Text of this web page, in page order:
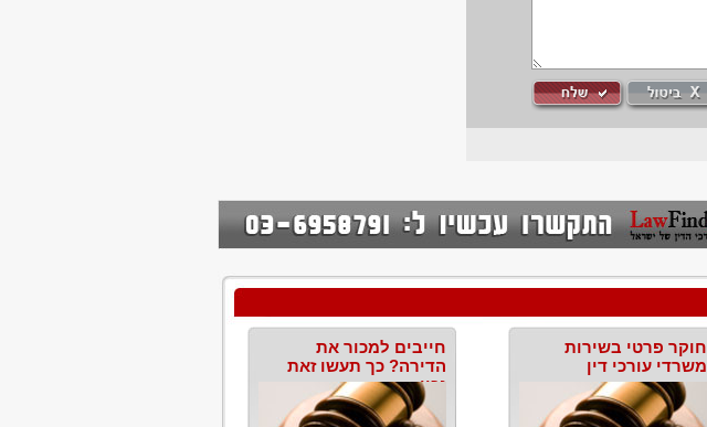
חוקר פרטי בשירות
משרדי עורכי דין
חייבים למכור את
הדירה? כך תעשו זאת
נכון